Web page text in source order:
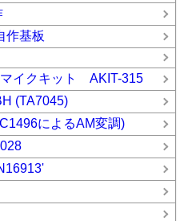
作基板
イクキット AKIT-315
(TA7045)
によるAM変調)